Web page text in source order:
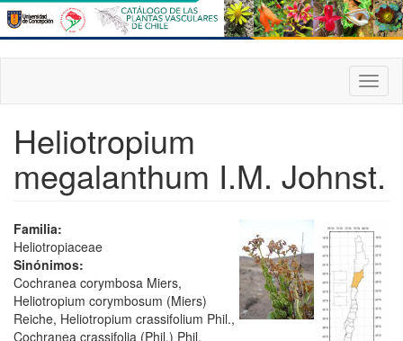
Pasar
al
contenido
principal
Heliotropium
megalanthum I.M. Johnst.
Familia:
Heliotropiaceae
Sinónimos:
Cochranea corymbosa Miers,
Heliotropium corymbosum (Miers)
Reiche, Heliotropium crassifolium Phil.,
Cochranea crassifolia (Phil.) Phil.